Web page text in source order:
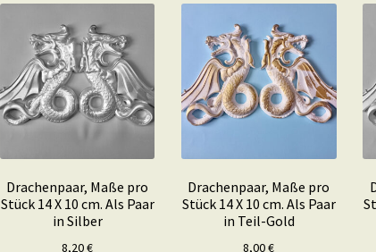
Drachenpaar, Maße pro
Stück 14 X 10 cm. Als Paar
in Silber
8,20€
Drachenpaar, Maße pro
Stück 14 X 10 cm. Als Paar
in Teil-Gold
8,00€